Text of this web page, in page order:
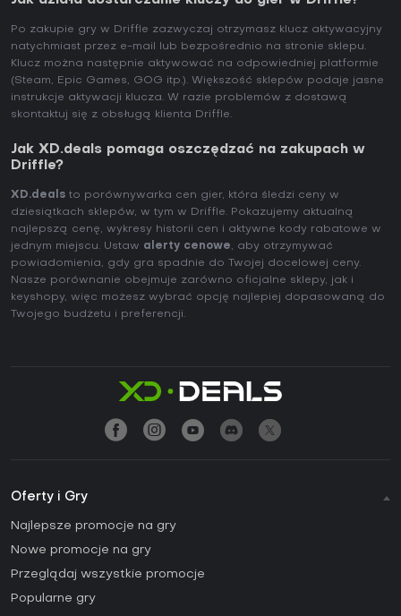
Po zakupie gry w Driffle zazwyczaj otrzymasz klucz aktywacyjny
natychmiast przez e-mail lub bezpośrednio na stronie sklepu.
Klucz można następnie aktywować na odpowiedniej platformie
(Steam, Epic Games, GOG itp.). Większość sklepów podaje jasne
instrukcje aktywacji klucza. W razie problemów z dostawą
skontaktuj się z obsługą klienta Driffle.
Jak XD.deals pomaga oszczędzać na zakupach w
Driffle?
XD.deals to porównywarka cen gier, która śledzi ceny w
dziesiątkach sklepów, w tym w Driffle. Pokazujemy aktualną
najlepszą cenę, wykresy historii cen i aktywne kody rabatowe w
jednym miejscu. Ustaw alerty cenowe, aby otrzymywać
powiadomienia, gdy gra spadnie do Twojej docelowej ceny.
Nasze porównanie obejmuje zarówno oficjalne sklepy, jak i
keyshopy, więc możesz wybrać opcję najlepiej dopasowaną do
Twojego budżetu i preferencji.
Oferty i Gry
Najlepsze promocje na gry
Nowe promocje na gry
Przeglądaj wszystkie promocje
Popularne gry